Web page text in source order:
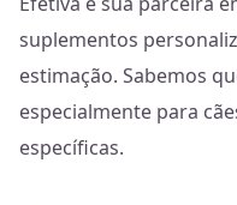
suplementos
estimação. Sabemos
especialmente para
específicas.